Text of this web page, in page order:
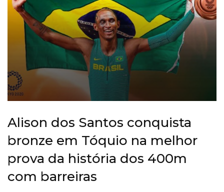
Alison dos Santos conquista
bronze em Tóquio na melhor
prova da história dos 400m
com barreiras